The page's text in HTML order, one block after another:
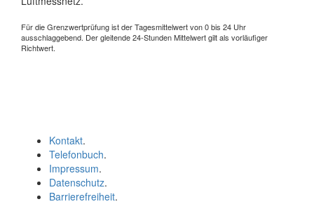
Für die Grenzwertprüfung ist der Tagesmittelwert von 0 bis 24 Uhr
ausschlaggebend. Der gleitende 24-Stunden Mittelwert gilt als vorläufiger
Richtwert.
Kontakt.
Telefonbuch.
Impressum.
Datenschutz.
Barrierefreiheit.